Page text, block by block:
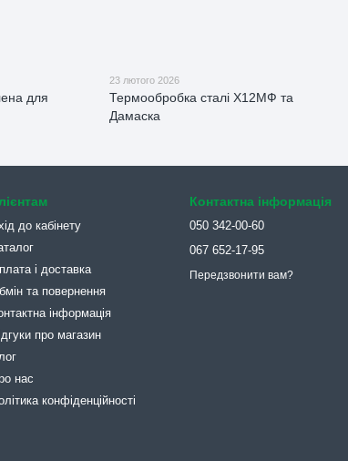
для
23 лютого 2026
Термообробка сталі Х12МФ та
Дамаска
до кабінету
і доставка
та повернення
інформація
про магазин
нас
конфіденційності
Контактна інформація
050 342-00-60
067 652-17-95
Передзвонити вам?